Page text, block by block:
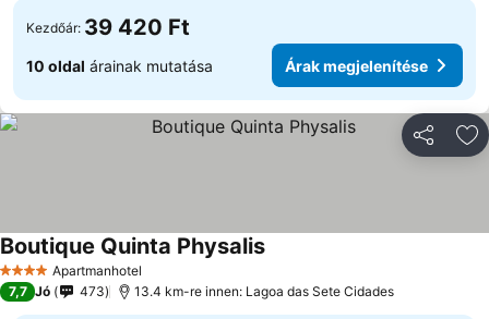
Kezdőár: 39 420 Ft
10 oldal árainak mutatása Árak megjelenítése
4 KategóriaApartmanhotel
Boutique Quinta Physalis
7,7 Jó 473 13.4 km-re innen: Lagoa das Sete Cidades